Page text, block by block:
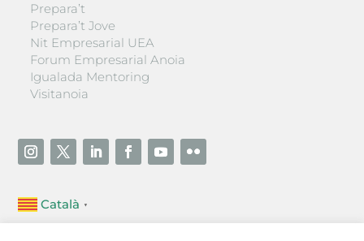
Prepara’t
Prepara’t Jove
Nit Empresarial UEA
Forum Empresarial Anoia
Igualada Mentoring
Visitanoia
Català ▼